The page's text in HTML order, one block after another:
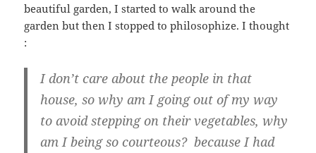
beautiful garden, I started to walk around the
garden but then I stopped to philosophize. I thought
:
I don’t care about the people in that
house, so why am I going out of my way
to avoid stepping on their vegetables, why
am I being so courteous? because I had